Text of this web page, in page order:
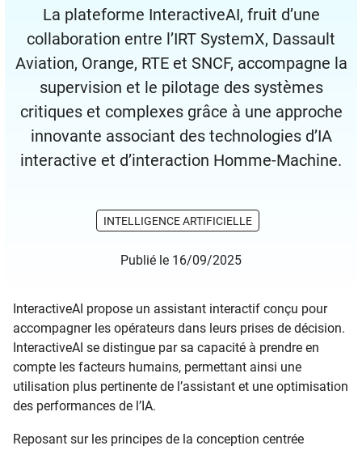
La plateforme InteractiveAI, fruit d’une
collaboration entre l’IRT SystemX, Dassault
Aviation, Orange, RTE et SNCF, accompagne la
supervision et le pilotage des systèmes
critiques et complexes grâce à une approche
innovante associant des technologies d’IA
interactive et d’interaction Homme-Machine.
INTELLIGENCE ARTIFICIELLE
Publié le 16/09/2025
InteractiveAI propose un assistant interactif conçu pour
accompagner les opérateurs dans leurs prises de décision.
InteractiveAI se distingue par sa capacité à prendre en
compte les facteurs humains, permettant ainsi une
utilisation plus pertinente de l’assistant et une optimisation
des performances de l’IA.
Reposant sur les principes de la conception centrée